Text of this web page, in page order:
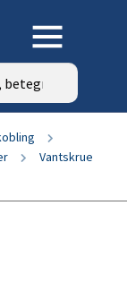
Vantskrue